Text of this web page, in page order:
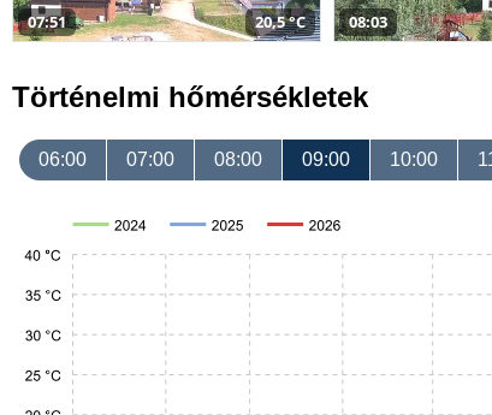
07:51 20,5 °C 08:03
Történelmi hőmérsékletek
06:00 07:00 08:00 09:00 10:00